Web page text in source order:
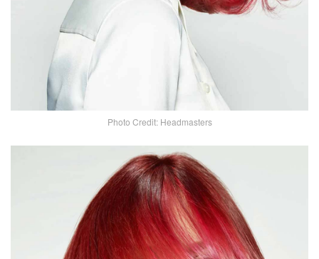
Photo Credit: Headmasters